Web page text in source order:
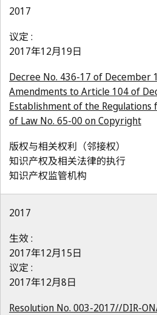
2017
议定 :
2017年12月19日
Decree No. 436-17 of December
Amendments to Article 104 of
Establishment of the
of Law No. 65-00 on Copyright
版权与相关权利（邻接权）
知识产权及相关法律的执行
知识产权监管机构
2017
生效 :
2017年12月15日
议定 :
2017年12月8日
Resolution No. 003-2017//DIR-